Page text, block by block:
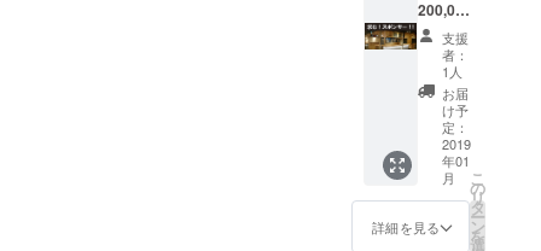
１月予
定） ◎
来店時
にオリ
ジナル
ステッ
カー２
枚進呈
致しま
ファン
ディン
グにご
協力い
ただい
た店
舗」
「飲め
る店リ
スト」
として
掲載・
リンク
トビー
ルをオ
リジナ
ル銘柄
で店頭
へ！
【スポ
サー】
◎店内
にご芳
名（法
人名）
200,000
円コー
ス あな
たは
「西池
袋マー
ト」の
スポン
サーで
す。 ◎
店内に
ご芳名
（法人
支援
者：
1人
お届
け予
定：
2019
年01
月
詳細を見る
こ
の
リ
タ
ー
ン
を
選